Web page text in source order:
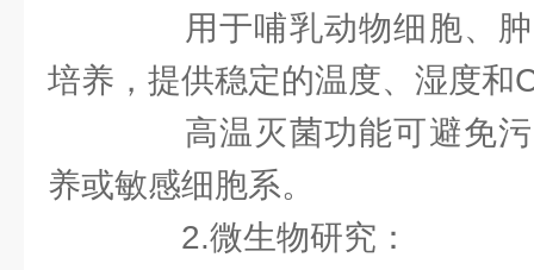
用于哺乳动物细胞、肿
培养，提供稳定的温度、湿度和
高温灭菌功能可避免污
养或敏感细胞系。
2.微生物研究：